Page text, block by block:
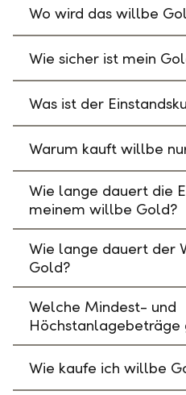
Wo wird das willbe
Wie sicher ist mein
Was ist der
Warum kauft willbe
Wie lange dauert die
meinem willbe Gold?
Wie lange dauert der
Gold?
Welche Mindest- und
Höchstanlagebeträge
Wie kaufe ich willbe